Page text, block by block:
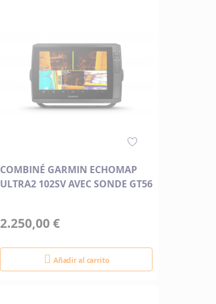
COMBINÉ GARMIN ECHOMAP
ULTRA2 102SV AVEC SONDE GT56
2.250,00 €
Añadir al carrito